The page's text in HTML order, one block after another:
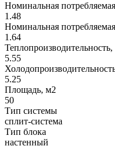
Номинальная
1.48
Номинальная
1.64
5.55
5.25
Площадь, м2
50
Тип системы
сплит-система
Тип блока
настенный